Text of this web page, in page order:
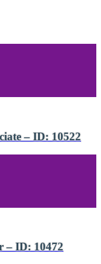
– ID: 10522
– ID: 10472